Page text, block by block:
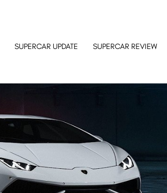
SUPERCAR UPDATE SUPERCAR REVIEW